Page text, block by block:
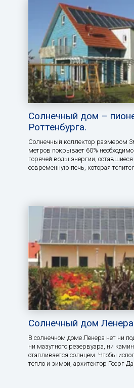
Солнечный дом –
Роттенбурга.
Солнечный коллектор размером
метров покрывает 60%
горячей воды энергии, оставшиеся
современную печь, которая
Солнечный дом
В солнечном доме Ленера нет ни
ни мазутного резервуара, ни
отапливается солнцем. Чтобы
тепло и зимой, архитектор Георг